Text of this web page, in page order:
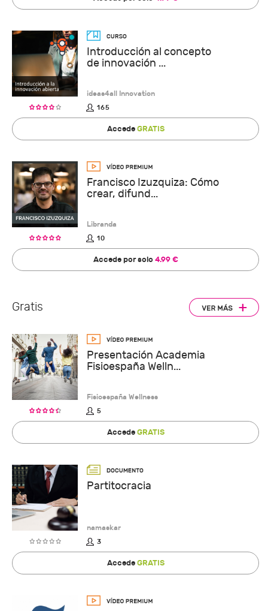
Introducción al concepto
de innovación ...
ideas4all Innovation
165
AccedeGRATIS
Francisco Izuzquiza: Cómo
crear, difund...
Libranda
10
Accede por solo4.99 €
Gratis
Presentación Academia
Fisioespaña Welln...
Fisioespaña Wellness
5
AccedeGRATIS
Partitocracia
namaskar
3
AccedeGRATIS